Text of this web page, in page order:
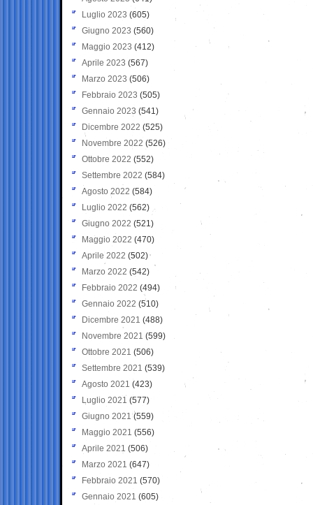
Luglio 2023 (605)
Giugno 2023 (560)
Maggio 2023 (412)
Aprile 2023 (567)
Marzo 2023 (506)
Febbraio 2023 (505)
Gennaio 2023 (541)
Dicembre 2022 (525)
Novembre 2022 (526)
Ottobre 2022 (552)
Settembre 2022 (584)
Agosto 2022 (584)
Luglio 2022 (562)
Giugno 2022 (521)
Maggio 2022 (470)
Aprile 2022 (502)
Marzo 2022 (542)
Febbraio 2022 (494)
Gennaio 2022 (510)
Dicembre 2021 (488)
Novembre 2021 (599)
Ottobre 2021 (506)
Settembre 2021 (539)
Agosto 2021 (423)
Luglio 2021 (577)
Giugno 2021(559)
Maggio 2021 (556)
Aprile 2021 (506)
Marzo 2021 (647)
Febbraio 2021 (570)
Gennaio 2021 (605)